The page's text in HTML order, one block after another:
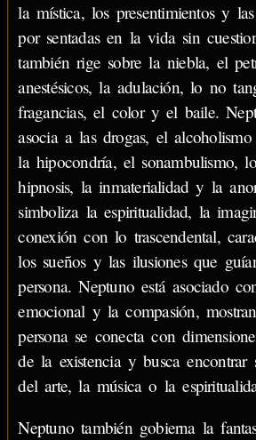
la mística, los presentimientos y
por sentadas en la vida sin
también rige sobre la niebla, el
anestésicos, la adulación, lo no
fragancias, el color y el baile.
asocia a las drogas, el
la hipocondría, el sonambulismo,
hipnosis, la inmaterialidad y la
simboliza la espiritualidad, la
conexión con lo trascendental,
los sueños y las ilusiones que
persona. Neptuno está asociado
emocional y la compasión,
persona se conecta con
de la existencia y busca encontrar
del arte, la música o la
Neptuno también gobierna la